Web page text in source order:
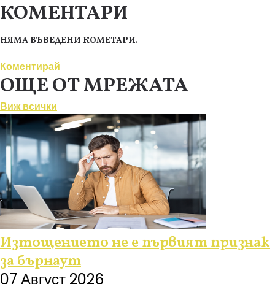
КОМЕНТАРИ
НЯМА ВЪВЕДЕНИ КОМЕТАРИ.
Коментирай
ОЩЕ ОТ МРЕЖАТА
Виж всички
Изтощението не е първият признак
за бърнаут
07 Август 2026